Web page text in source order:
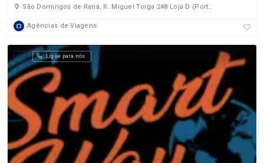
São Domingos de Rana, R. Miguel Torga 248 Loja D (Portugal)
Agências de Viagens
Ligue para nós.